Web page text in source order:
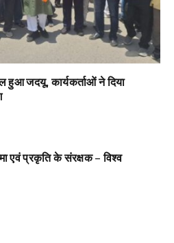
हुआ जदयू, कार्यकर्ताओं ने दिया
एवं प्रकृति के संरक्षक – विश्व